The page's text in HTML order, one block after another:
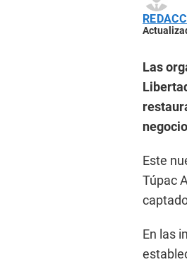
Las
Este
Túpac
En las